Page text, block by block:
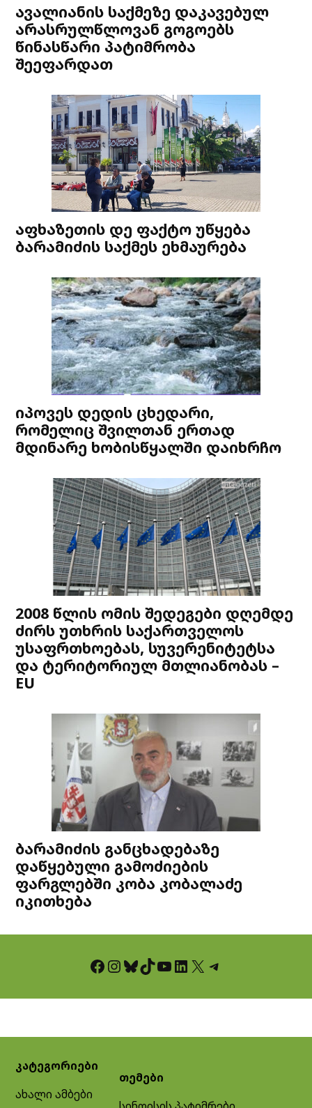
ავალიანის საქმეზე დაკავებულ
არასრულწლოვან გოგოებს
წინასწარი პატიმრობა
შეეფარდათ
აფხაზეთის დე ფაქტო უწყება
ბარამიძის საქმეს ეხმაურება
იპოვეს დედის ცხედარი,
რომელიც შვილთან ერთად
მდინარე ხობისწყალში დაიხრჩო
2008 წლის ომის შედეგები დღემდე
ძირს უთხრის საქართველოს
უსაფრთხოებას, სუვერენიტეტსა
და ტერიტორიულ მთლიანობას –
EU
ბარამიძის განცხადებაზე
დაწყებული გამოძიების
ფარგლებში კობა კობალაძე
იკითხება
Facebook InstagramBluesky TikTok YouTube LinkedIn X Telegram
კატეგორიები
ახალი ამბები
თემები